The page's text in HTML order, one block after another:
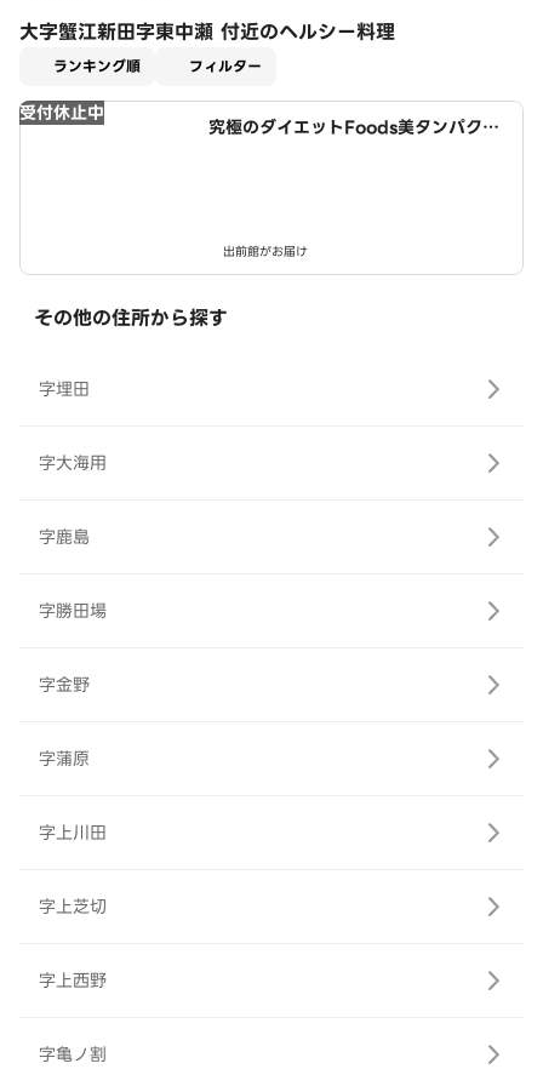
大字蟹江新田字東中瀬 付近のヘルシー料理
ランキング順 フィルター
受付休止中
究極のダイエットFoods美タンパクラ
出前館がお届け
その他の住所から探す
字埋田
字大海用
字鹿島
字勝田場
字金野
字蒲原
字上川田
字上芝切
字上西野
字亀ノ割